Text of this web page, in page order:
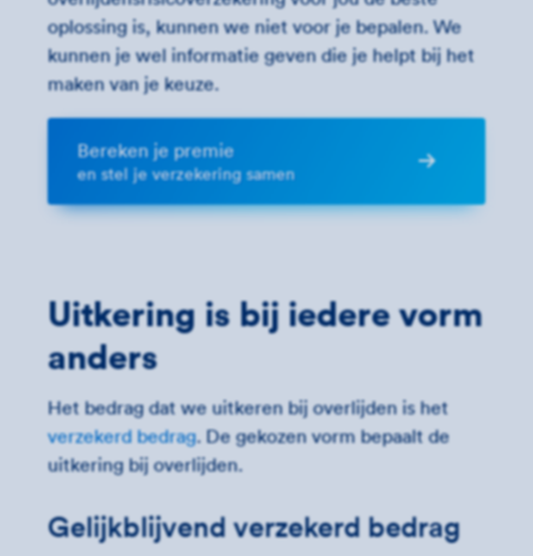
oplossing is, kunnen we niet voor je bepalen. We
kunnen je wel informatie geven die je helpt bij het
maken van je keuze.
Bereken je premie
en stel je verzekering samen
Uitkering is bij iedere vorm
anders
Het bedrag dat we uitkeren bij overlijden is het
verzekerd bedrag. De gekozen vorm bepaalt de
uitkering bij overlijden.
Gelijkblijvend verzekerd bedrag